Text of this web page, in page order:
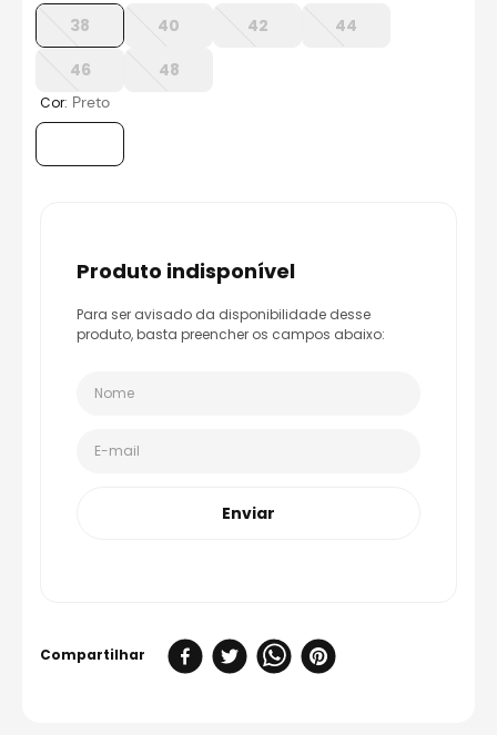
race tech
38 40 42
44
46
48
Cor: Preto
produto indisponível
Para ser avisado da disponibilidade desse
produto, basta preencher os campos abaixo:
Enviar